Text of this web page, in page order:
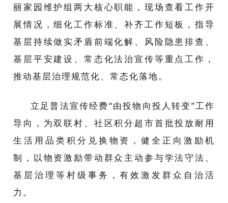
丽家园维护组两大核心职能，现场查看工作开
展情况，细化工作标准、补齐工作短板，指导
基层持续做实矛盾前端化解、风险隐患排查、
基层平安建设、常态化法治宣传等重点工作，
推动基层治理规范化、常态化落地。
立足普法宣传经费“由投物向投人转变”工作
导向，为双联村、社区积分超市首批投放耐用
生活用品类积分兑换物资，健全正向激励机
制，以物资激励带动群众主动参与学法守法、
基层治理等村级事务，有效激发群众自治活
力。